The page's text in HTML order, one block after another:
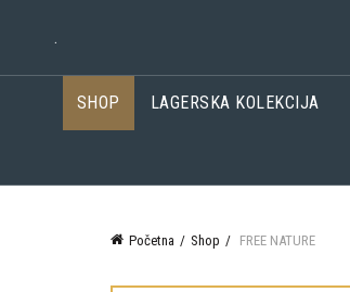
.
SHOP LAGERSKA KOLEKCIJA
Početna Shop FREE NATURE